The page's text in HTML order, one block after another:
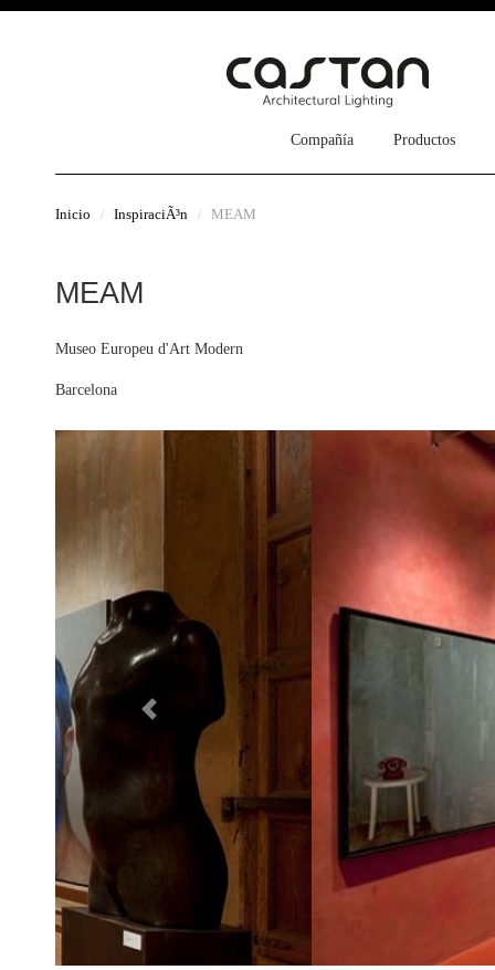
Compañía Productos
Inicio InspiraciÃ³n MEAM
MEAM
Museo Europeu d'Art Modern
Barcelona